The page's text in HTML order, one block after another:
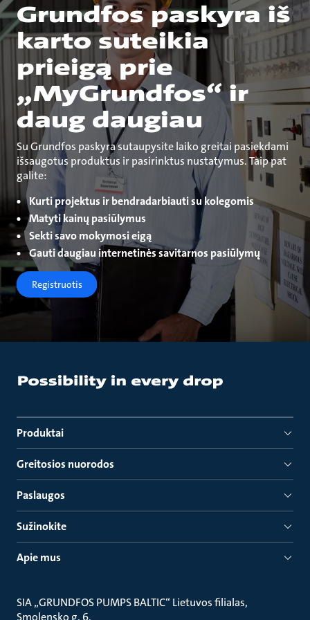
Grundfos paskyra iš
karto suteikia
prieigą prie
„MyGrundfos“ ir
daug daugiau
Su Grundfos paskyra sutaupysite laiko greitai pasiekdami
išsaugotus produktus ir pasirinktus nustatymus. Taip pat
galite:
Kurti projektus ir bendradarbiauti su kolegomis
Matyti kainų pasiūlymus
Sekti savo mokymosi eigą
Gauti daugiau internetinės savitarnos pasiūlymų
Registruotis
Produktai
Greitosios nuorodos
Paslaugos
Sužinokite
Apie mus
SIA „GRUNDFOS PUMPS BALTIC“ Lietuvos filialas
Smolensko g. 6